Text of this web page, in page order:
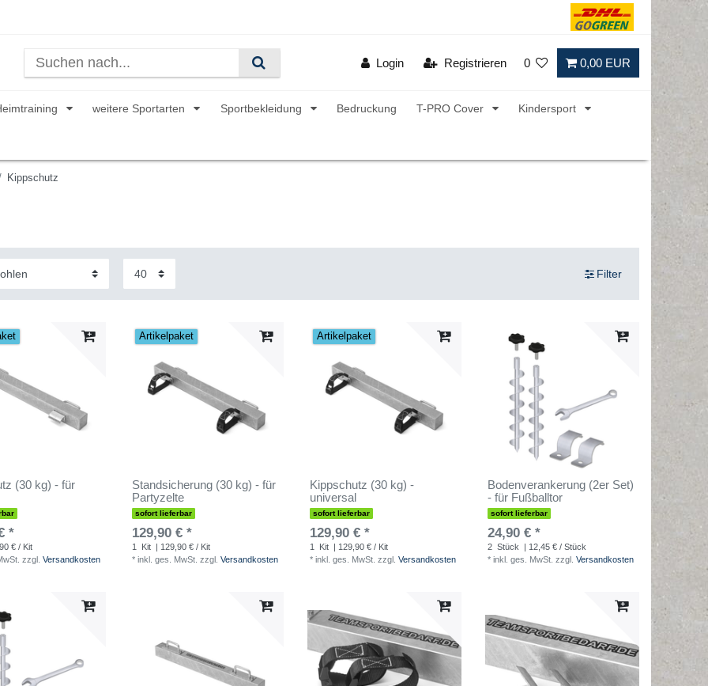
Login Registrieren 0 0,00 EUR
weitere Sportarten Sportbekleidung Bedruckung T-PRO Cover Kindersport
Kippschutz
Filter
(30 kg) - für
*
€ / Kit
zzgl. Versandkosten
Artikelpaket
Standsicherung (30 kg) - für
Partyzelte
sofort lieferbar
129,90 € *
1 Kit
| 129,90 € / Kit
* inkl. ges. MwSt. zzgl. Versandkosten
Artikelpaket
Kippschutz (30 kg) -
universal
sofort lieferbar
129,90 € *
1 Kit
| 129,90 € / Kit
* inkl. ges. MwSt. zzgl. Versandkosten
Bodenverankerung (2er Set)
- für Fußballtor
sofort lieferbar
24,90 € *
2 Stück
| 12,45 € / Stück
* inkl. ges. MwSt. zzgl. Versandkosten